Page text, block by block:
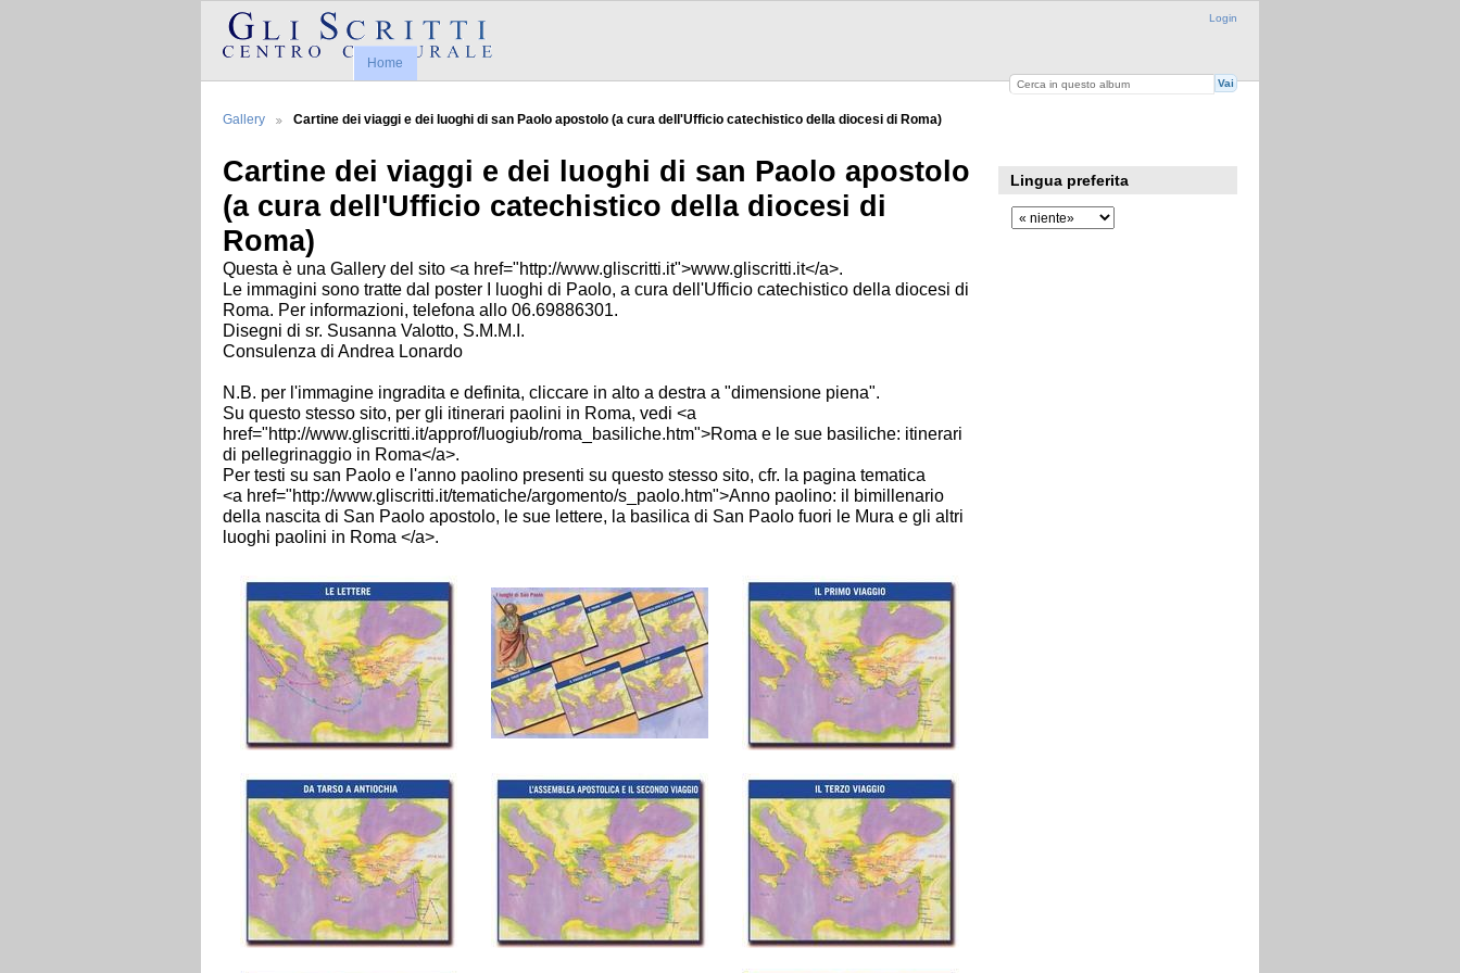
Login
Home
Gallery Cartine dei viaggi e dei luoghi di san Paolo apostolo (a cura dell'Ufficio catechistico della diocesi di Roma)
Cartine dei viaggi e dei luoghi di san Paolo apostolo
(a cura dell'Ufficio catechistico della diocesi di
Roma)
Questa è una Gallery del sito <a href="http://www.gliscritti.it">www.gliscritti.it</a>.
Le immagini sono tratte dal poster I luoghi di Paolo, a cura dell'Ufficio catechistico della diocesi di
Roma. Per informazioni, telefona allo 06.69886301.
Disegni di sr. Susanna Valotto, S.M.M.I.
Consulenza di Andrea Lonardo
N.B. per l'immagine ingradita e definita, cliccare in alto a destra a "dimensione piena".
Su questo stesso sito, per gli itinerari paolini in Roma, vedi <a
href="http://www.gliscritti.it/approf/luogiub/roma_basiliche.htm">Roma e le sue basiliche: itinerari
di pellegrinaggio in Roma</a>.
Per testi su san Paolo e l'anno paolino presenti su questo stesso sito, cfr. la pagina tematica
<a href="http://www.gliscritti.it/tematiche/argomento/s_paolo.htm">Anno paolino: il bimillenario
della nascita di San Paolo apostolo, le sue lettere, la basilica di San Paolo fuori le Mura e gli altri
luoghi paolini in Roma </a>.
Lingua preferita